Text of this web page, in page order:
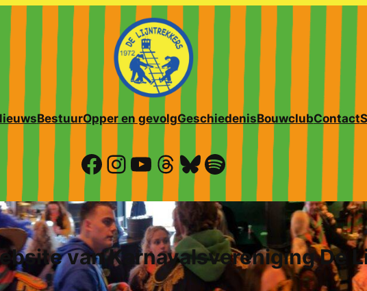
BestuurOpper en gevolgGeschiedenisBouwclubContact
Facebook
Instagram
YouTube
Threads
Bluesky
Spotify
van Karnavalsvereniging De